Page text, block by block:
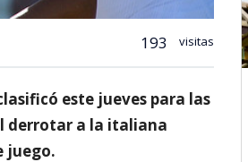
193 visitas
este jueves para las
derrotar a la italiana
juego.